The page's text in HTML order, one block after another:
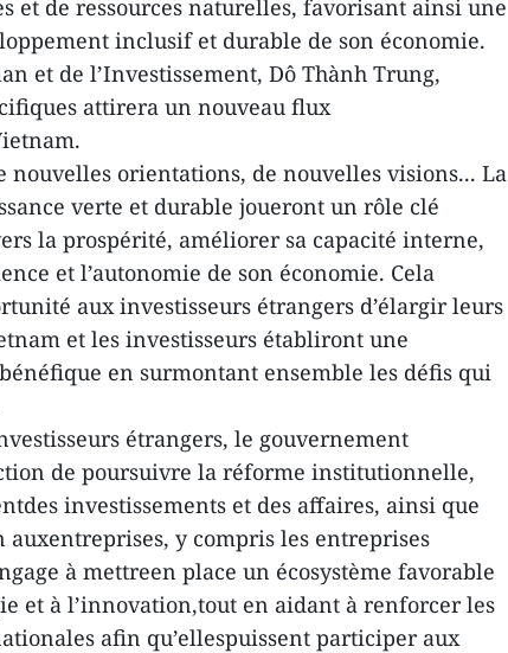
et de ressources naturelles, favorisant ainsi une
inclusif et durable de son économie.
et de l’Investissement, Dô Thành Trung,
attirera un nouveau flux
nouvelles orientations, de nouvelles visions... La
verte et durable joueront un rôle clé
la prospérité, améliorer sa capacité interne,
et l’autonomie de son économie. Cela
aux investisseurs étrangers d’élargir leurs
et les investisseurs établiront une
en surmontant ensemble les défis qui
étrangers, le gouvernement
de poursuivre la réforme institutionnelle,
investissements et des affaires, ainsi que
y compris les entreprises
à mettreen place un écosystème favorable
et à l’innovation,tout en aidant à renforcer les
afin qu’ellespuissent participer aux